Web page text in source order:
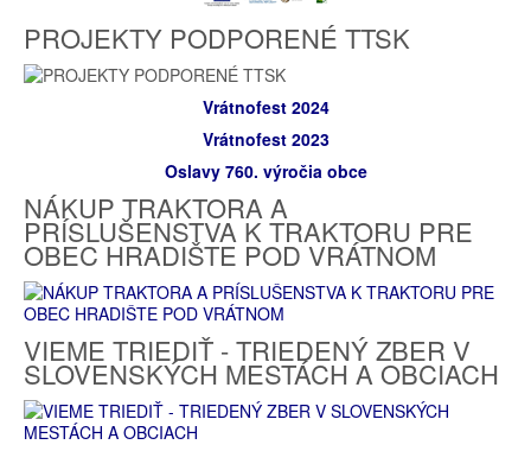
PROJEKTY PODPORENÉ TTSK
Vrátnofest 2024
Vrátnofest 2023
Oslavy 760. výročia obce
NÁKUP TRAKTORA A
PRÍSLUŠENSTVA K TRAKTORU PRE
OBEC HRADIŠTE POD VRÁTNOM
VIEME TRIEDIŤ - TRIEDENÝ ZBER V
SLOVENSKÝCH MESTÁCH A OBCIACH